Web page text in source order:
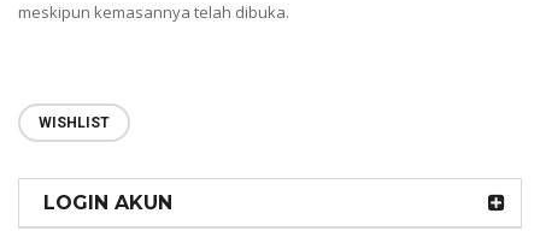
meskipun kemasannya telah dibuka.
WISHLIST
LOGIN AKUN